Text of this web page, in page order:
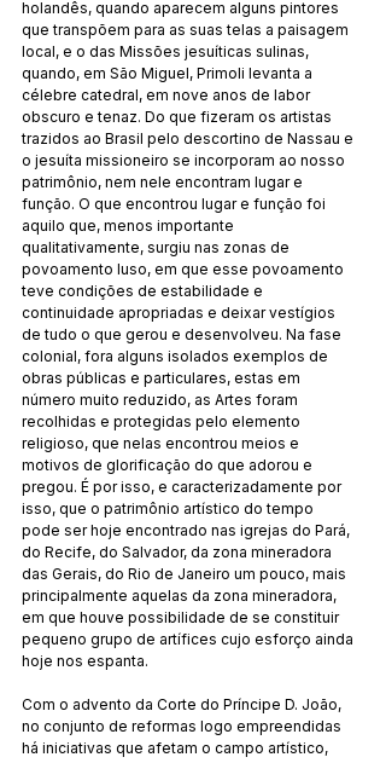
holandês, quando aparecem alguns pintores
que transpõem para as suas telas a paisagem
local, e o das Missões jesuíticas sulinas,
quando, em São Miguel, Primoli levanta a
célebre catedral, em nove anos de labor
obscuro e tenaz. Do que fizeram os artistas
trazidos ao Brasil pelo descortino de Nassau e
o jesuíta missioneiro se incorporam ao nosso
patrimônio, nem nele encontram lugar e
função. O que encontrou lugar e função foi
aquilo que, menos importante
qualitativamente, surgiu nas zonas de
povoamento luso, em que esse povoamento
teve condições de estabilidade e
continuidade apropriadas e deixar vestígios
de tudo o que gerou e desenvolveu. Na fase
colonial, fora alguns isolados exemplos de
obras públicas e particulares, estas em
número muito reduzido, as Artes foram
recolhidas e protegidas pelo elemento
religioso, que nelas encontrou meios e
motivos de glorificação do que adorou e
pregou. É por isso, e caracterizadamente por
isso, que o patrimônio artístico do tempo
pode ser hoje encontrado nas igrejas do Pará,
do Recife, do Salvador, da zona mineradora
das Gerais, do Rio de Janeiro um pouco, mais
principalmente aquelas da zona mineradora,
em que houve possibilidade de se constituir
pequeno grupo de artífices cujo esforço ainda
hoje nos espanta.
Com o advento da Corte do Príncipe D. João,
no conjunto de reformas logo empreendidas
há iniciativas que afetam o campo artístico,